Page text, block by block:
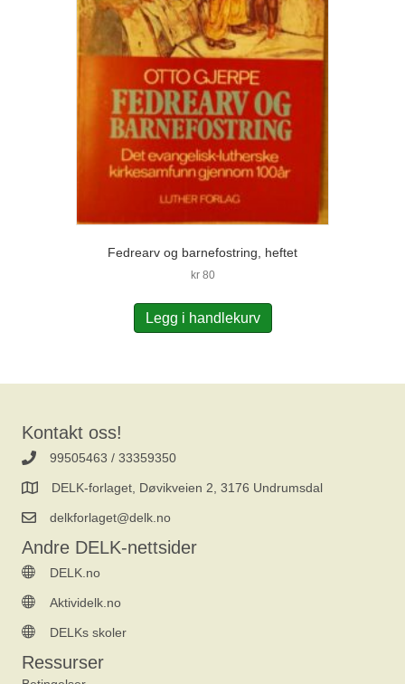
Fedrearv og barnefostring, heftet
kr80
Legg i handlekurv
Kontakt oss!
99505463 / 33359350
DELK-forlaget, Døvikveien 2, 3176 Undrumsdal
delkforlaget@delk.no
Andre DELK-nettsider
DELK.no
Aktividelk.no
DELKs skoler
Ressurser